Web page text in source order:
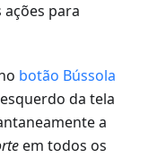
para
botão Bússola
da tela
a
em todos os